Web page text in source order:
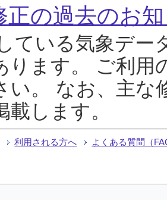
正の過去のお
ている気象デー
ります。 ご利用
い。 なお、主な
載します。
利用される方へ よくある質問（